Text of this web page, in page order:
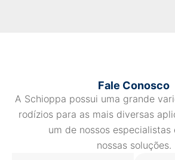
Fale Conosco
A Schioppa possui uma grande
rodízios para as mais diversas
um de nossos especialistas
nossas soluções.